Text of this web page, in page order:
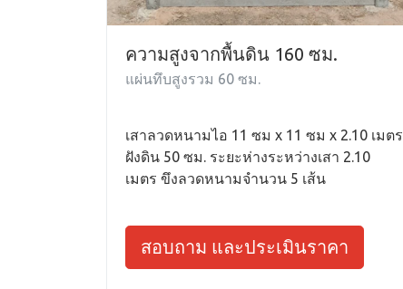
ความสูงจากพื้นดิน 160 ซม.
แผ่นทึบสูงรวม 60 ซม.
เสาลวดหนามไอ 11 ซม x 11 ซม x 2.10 เมตร
ฝังดิน 50 ซม. ระยะห่างระหว่างเสา 2.10
เมตร ขึงลวดหนามจำนวน 5 เส้น
สอบถาม และประเมินราคา